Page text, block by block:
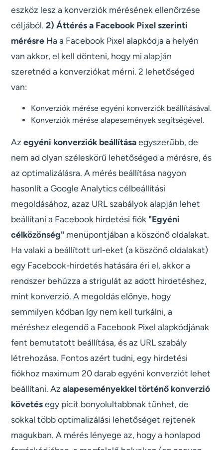
eszköz lesz a konverziók mérésének ellenőrzése
céljából.2) Áttérés a Facebook Pixel szerinti
mérésre Ha a Facebook Pixel alapkódja a helyén
van akkor, el kell dönteni, hogy mi alapján
szeretnéd a konverziókat mérni. 2 lehetőséged
van:
Konverziók mérése egyéni konverziók beállításával.
Konverziók mérése alapesemények segítségével.
Azegyéni konverziók beállításaegyszerűbb, de
nem ad olyan széleskörű lehetőséged a mérésre, és
az optimalizálásra. A mérés beállítása nagyon
hasonlít a Google Analytics célbeállítási
megoldásához, azaz URL szabályok alapján lehet
beállítani a Facebook hirdetési fiók "Egyéni
célközönség" menüpontjában a köszönő oldalakat.
Ha valaki a beállított url-eket (a köszönő oldalakat)
egy Facebook-hirdetés hatására éri el, akkor a
rendszer behúzza a strigulát az adott hirdetéshez,
mint konverzió. A megoldás előnye, hogy
semmilyen kódban így nem kell turkálni, a
méréshez elegendő a Facebook Pixel alapkódjának
fent bemutatott beállítása, és az URL szabály
létrehozása. Fontos azért tudni, egy hirdetési
fiókhoz maximum 20 darab egyéni konverziót lehet
beállítani. Azalapeseményekkel történő konverzió
követésegy picit bonyolultabbnak tűnhet, de
sokkal több optimalizálási lehetőséget rejtenek
magukban. A mérés lényege az, hogy a honlapod